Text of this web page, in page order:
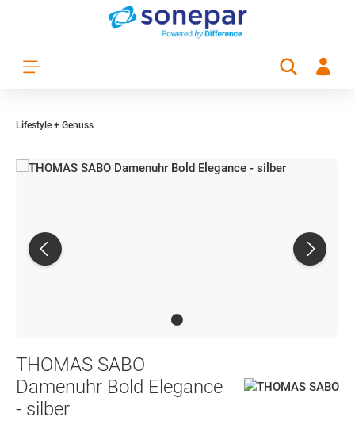
Zum Hauptinhalt springen
Lifestyle + Genuss
THOMAS SABO
Damenuhr Bold Elegance
- silber